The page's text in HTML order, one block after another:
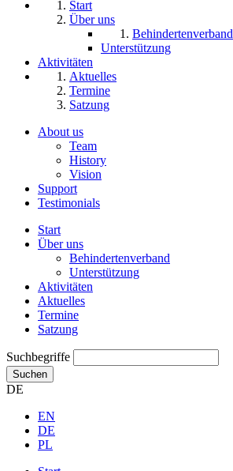
Start
Über uns
Behindertenverband
Unterstützung
Aktivitäten
Aktuelles
Termine
Satzung
About us
Team
History
Vision
Support
Testimonials
Start
Über uns
Behindertenverband
Unterstützung
Aktivitäten
Aktuelles
Termine
Satzung
Suchbegriffe
Suchen
DE
EN
DE
PL